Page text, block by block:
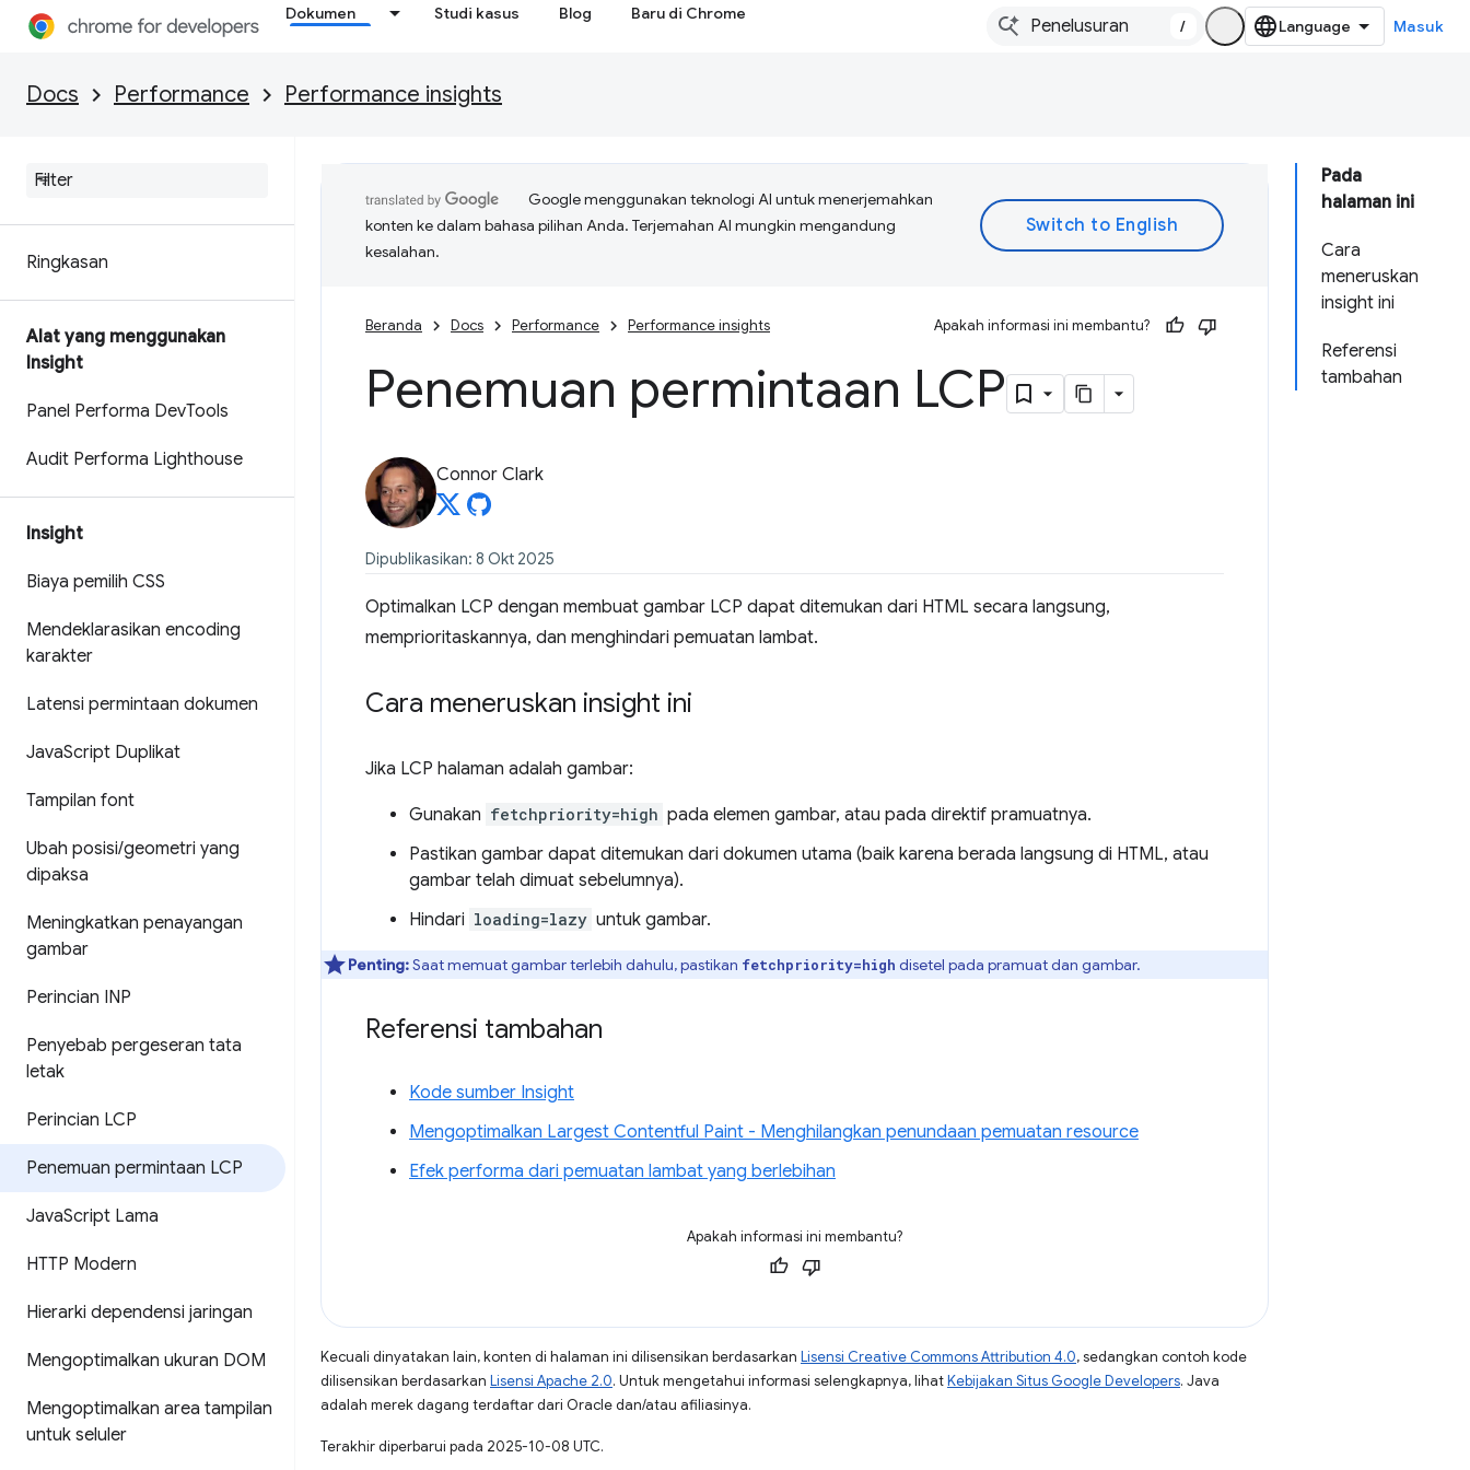
Dokumen Studi kasus Blog Baru di Chrome
/ Masuk
Docs Performance Performance insights
Ringkasan
Alat yang menggunakan
Insight
Panel Performa DevTools
Audit Performa Lighthouse
Insight
Biaya pemilih CSS
Mendeklarasikan encoding
karakter
Latensi permintaan dokumen
JavaScript Duplikat
Tampilan font
Ubah posisi/geometri yang
dipaksa
Meningkatkan penayangan
gambar
Perincian INP
Penyebab pergeseran tata
letak
Perincian LCP
Penemuan permintaan LCP
JavaScript Lama
HTTP Modern
Hierarki dependensi jaringan
Mengoptimalkan ukuran DOM
Mengoptimalkan area tampilan
untuk seluler
Pada
halaman ini
Cara
meneruskan
insight ini
Referensi
tambahan
Google menggunakan teknologi AI untuk menerjemahkan
konten ke dalam bahasa pilihan Anda. Terjemahan AI mungkin mengandung
kesalahan.
Beranda Docs Performance Performance insights Apakah informasi ini membantu?
Penemuan permintaan LCP
Connor Clark
Dipublikasikan: 8 Okt 2025
Optimalkan LCP dengan membuat gambar LCP dapat ditemukan dari HTML secara langsung,
memprioritaskannya, dan menghindari pemuatan lambat.
Cara meneruskan insight ini
Jika LCP halaman adalah gambar:
Gunakan fetchpriority=high pada elemen gambar, atau pada direktif pramuatnya.
Pastikan gambar dapat ditemukan dari dokumen utama (baik karena berada langsung di HTML, atau
gambar telah dimuat sebelumnya).
Hindari loading=lazy untuk gambar.
Penting:Saat memuat gambar terlebih dahulu, pastikan fetchpriority=high disetel pada pramuat dan gambar.
Referensi tambahan
Kode sumber Insight
Mengoptimalkan Largest Contentful Paint - Menghilangkan penundaan pemuatan resource
Efek performa dari pemuatan lambat yang berlebihan
Apakah informasi ini membantu?
Kecuali dinyatakan lain, konten di halaman ini dilisensikan berdasarkan Lisensi Creative Commons Attribution 4.0, sedangkan contoh kode
dilisensikan berdasarkan Lisensi Apache 2.0. Untuk mengetahui informasi selengkapnya, lihatKebijakan Situs Google Developers. Java
adalah merek dagang terdaftar dari Oracle dan/atau afiliasinya.
Terakhir diperbarui pada 2025-10-08 UTC.